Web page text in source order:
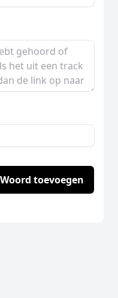
Woord toevoegen